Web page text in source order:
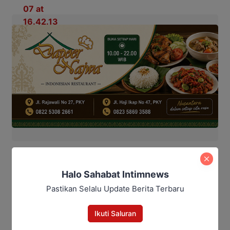
Editor : EditorHalo Sahabat Intimnews
Pastikan Selalu Update Berita Terbaru
Ikuti Saluran